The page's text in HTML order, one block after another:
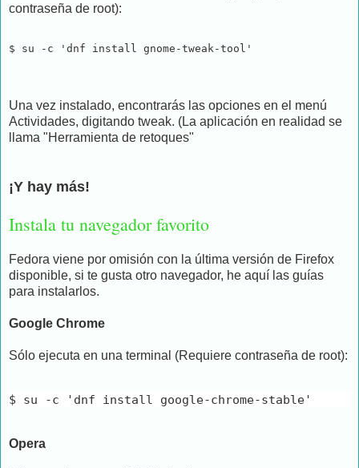
contraseña de root):
$ su -c 'dnf install gnome-tweak-tool'
Una vez instalado, encontrarás las opciones en el menú
Actividades, digitando tweak. (La aplicación en realidad se
llama "Herramienta de retoques"
¡Y hay más!
Instala tu navegador favorito
Fedora viene por omisión con la última versión de Firefox
disponible, si te gusta otro navegador, he aquí las guías
para instalarlos.
Google Chrome
Sólo ejecuta en una terminal (Requiere contraseña de root):
$ su -c 'dnf install google-chrome-stable'
Opera